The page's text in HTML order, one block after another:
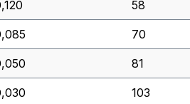
58
70
81
103